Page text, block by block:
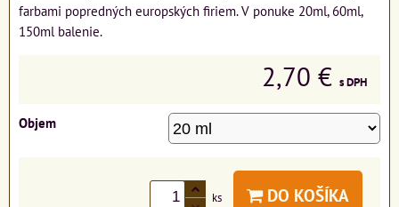
farbami popredných europských firiem. V ponuke 20ml, 60ml,
150ml balenie.
2,70 € s DPH
Objem
ks DO KOŠÍKA